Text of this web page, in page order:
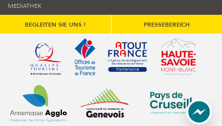
MEDIATHEK
BEGLEITEN SIE UNS ! PRESSEBEREICH
Qualité tourisme (s'ouvre dans une nouvelle fenêtre)
Office de tourisme de France (s'ouvre
Atout France (s'ouvre dans
Annemasse Agglo (s'ouvre dans une nouvelle fenêtre)
Communauté de communes du
Communauté de